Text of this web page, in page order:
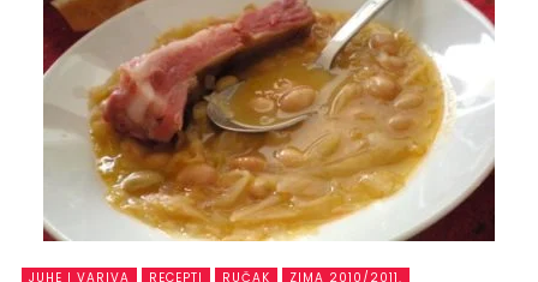
JUHE I VARIVA RECEPTI RUČAK ZIMA 2010/2011.